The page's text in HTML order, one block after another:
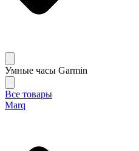
Умные часы Garmin
Все товары
Marq